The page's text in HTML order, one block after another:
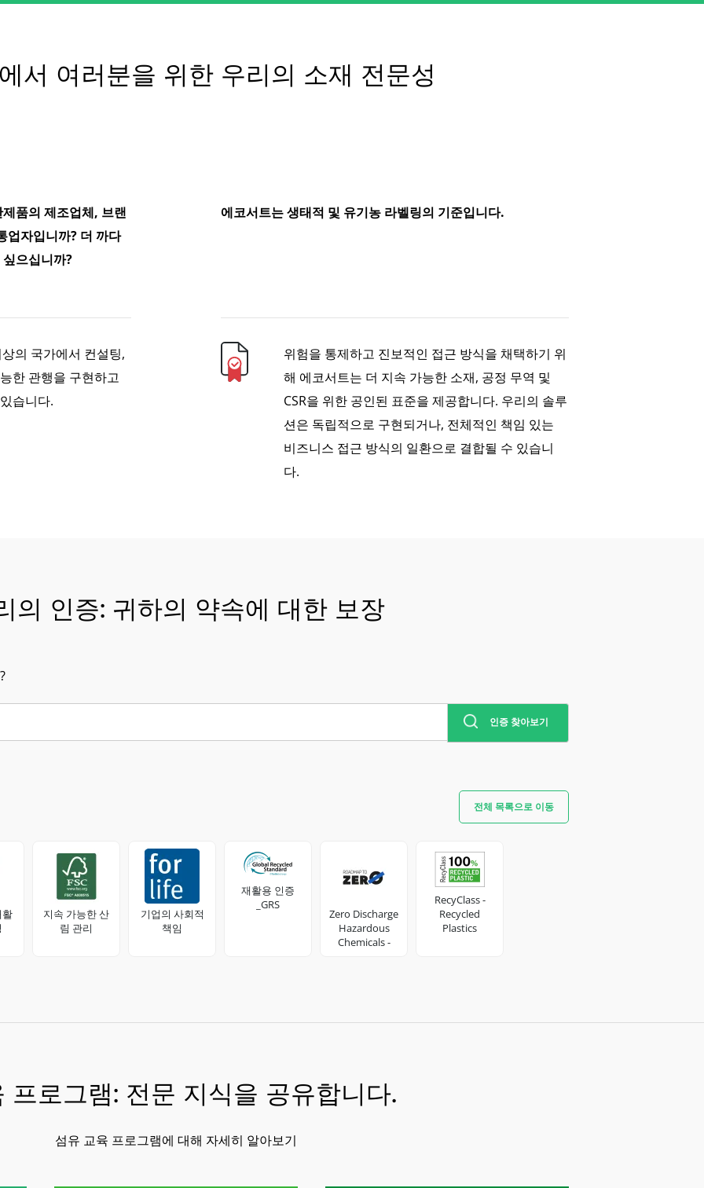
서 여러분을 위한 우리의 소재 전문성
품의 제조업체, 브랜
업자입니까? 더 까다
으십니까?
의 국가에서 컨설팅,
한 관행을 구현하고
습니다.
에코서트는 생태적 및 유기농 라벨링의 기준입니다.
위험을 통제하고 진보적인 접근 방식을 채택하기 위
해 에코서트는 더 지속 가능한 소재, 공정 무역 및
CSR을 위한 공인된 표준을 제공합니다. 우리의 솔루
션은 독립적으로 구현되거나, 전체적인 책임 있는
비즈니스 접근 방식의 일환으로 결합될 수 있습니
다.
의 인증: 귀하의 약속에 대한 보장
인증 찾아보기
전체 목록으로 이동
지속 가능한 산
림 관리
기업의 사회적
책임
재활용 인증
_GRS
Zero Discharge
Hazardous
Chemicals -
RecyClass -
Recycled
Plastics
프로그램: 전문 지식을 공유합니다.
섬유 교육 프로그램에 대해 자세히 알아보기